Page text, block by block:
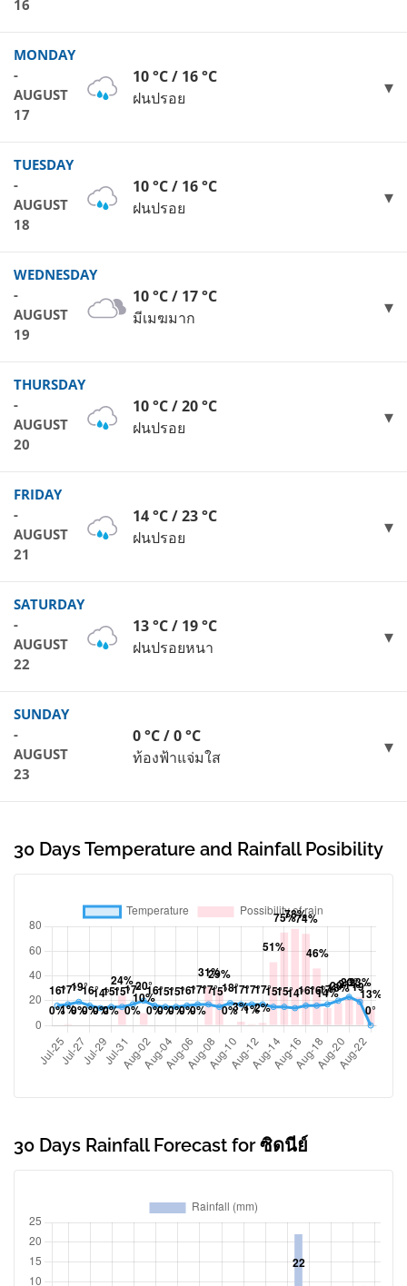
16
MONDAY
-
AUGUST
17
10 °C / 16 °C
ฝนปรอย
TUESDAY
-
AUGUST
18
10 °C / 16 °C
ฝนปรอย
WEDNESDAY
-
AUGUST
19
10 °C / 17 °C
มีเมฆมาก
THURSDAY
-
AUGUST
20
10 °C / 20 °C
ฝนปรอย
FRIDAY
-
AUGUST
21
14 °C / 23 °C
ฝนปรอย
SATURDAY
-
AUGUST
22
13 °C / 19 °C
ฝนปรอยหนา
SUNDAY
-
AUGUST
23
0 °C / 0 °C
ท้องฟ้าแจ่มใส
30 Days Temperature and Rainfall Posibility
30 Days Rainfall Forecast for ซิดนีย์